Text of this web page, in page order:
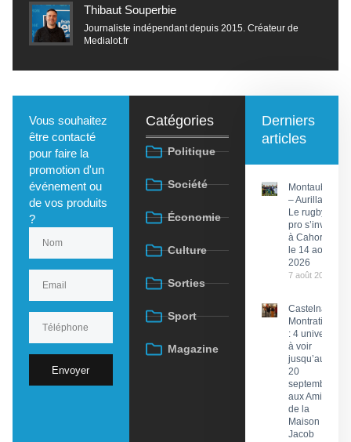
Thibaut Souperbie
Journaliste indépendant depuis 2015. Créateur de
Medialot.fr
Vous souhaitez
être contacté
pour faire la
promotion d'un
événement ou
de vos produits
?
Envoyer
Catégories
Politique
Société
Économie
Culture
Sorties
Sport
Magazine
Derniers
articles
Montauban
– Aurillac :
Le rugby
pro s’invite
à Cahors
le 14 août
2026
7 août 2026
Castelnau-
Montratier
: 4 univers
à voir
jusqu’au
20
septembre
aux Amis
de la
Maison
Jacob